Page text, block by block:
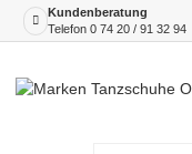
Kundenberatung
Telefon 0 74 20 / 91 32 94